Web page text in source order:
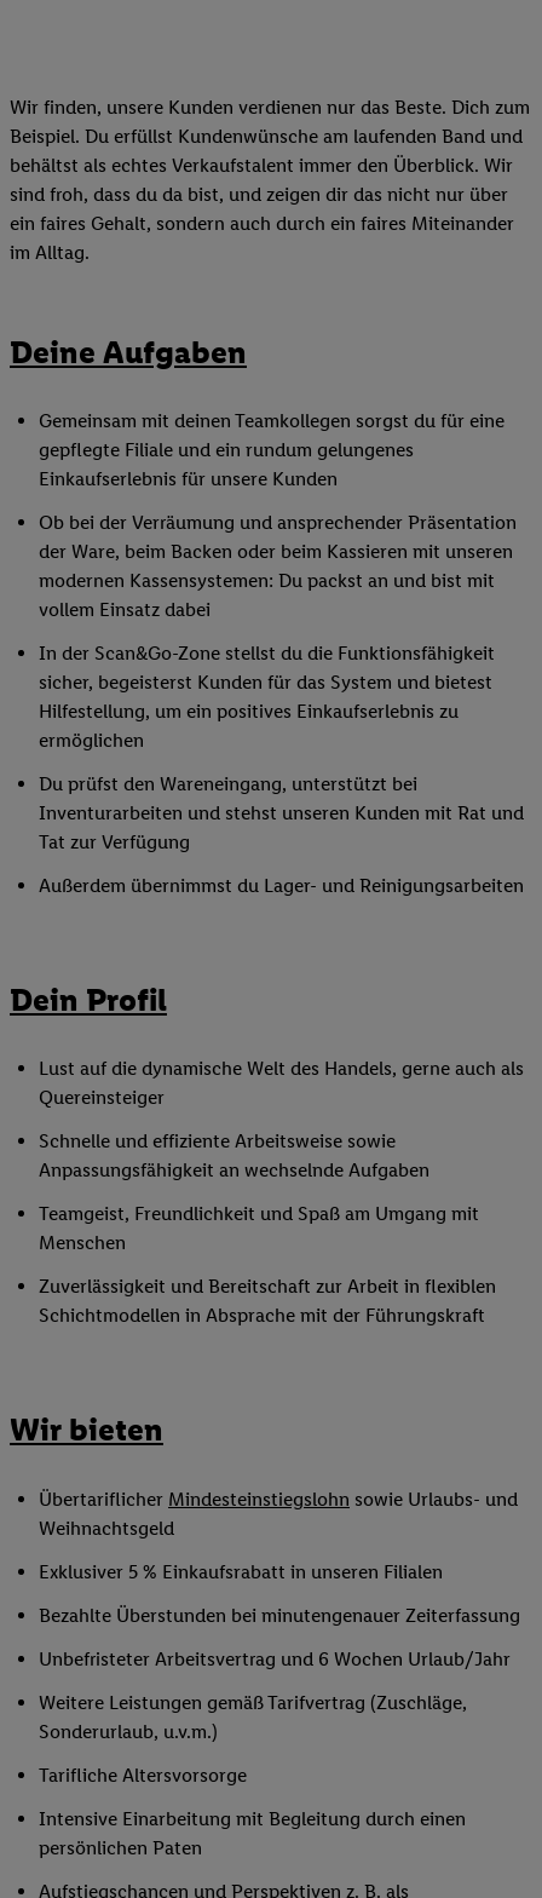
Wir finden, unsere Kunden verdienen nur das Beste. Dich zum
Beispiel. Du erfüllst Kundenwünsche am laufenden Band und
behältst als echtes Verkaufstalent immer den Überblick. Wir
sind froh, dass du da bist, und zeigen dir das nicht nur über
ein faires Gehalt, sondern auch durch ein faires Miteinander
im Alltag.
Deine Aufgaben
Gemeinsam mit deinen Teamkollegen sorgst du für eine
gepflegte Filiale und ein rundum gelungenes
Einkaufserlebnis für unsere Kunden
Ob bei der Verräumung und ansprechender Präsentation
der Ware, beim Backen oder beim Kassieren mit unseren
modernen Kassensystemen: Du packst an und bist mit
vollem Einsatz dabei
In der Scan&Go-Zone stellst du die Funktionsfähigkeit
sicher, begeisterst Kunden für das System und bietest
Hilfestellung, um ein positives Einkaufserlebnis zu
ermöglichen
Du prüfst den Wareneingang, unterstützt bei
Inventurarbeiten und stehst unseren Kunden mit Rat und
Tat zur Verfügung
Außerdem übernimmst du Lager- und Reinigungsarbeiten
Dein Profil
Lust auf die dynamische Welt des Handels, gerne auch als
Quereinsteiger
Schnelle und effiziente Arbeitsweise sowie
Anpassungsfähigkeit an wechselnde Aufgaben
Teamgeist, Freundlichkeit und Spaß am Umgang mit
Menschen
Zuverlässigkeit und Bereitschaft zur Arbeit in flexiblen
Schichtmodellen in Absprache mit der Führungskraft
Wir bieten
Übertariflicher Mindesteinstiegslohn sowie Urlaubs- und
Weihnachtsgeld
Exklusiver 5 % Einkaufsrabatt in unseren Filialen
Bezahlte Überstunden bei minutengenauer Zeiterfassung
Unbefristeter Arbeitsvertrag und 6 Wochen Urlaub/Jahr
Weitere Leistungen gemäß Tarifvertrag (Zuschläge,
Sonderurlaub, u.v.m.)
Tarifliche Altersvorsorge
Intensive Einarbeitung mit Begleitung durch einen
persönlichen Paten
Aufstiegschancen und Perspektiven z. B. als